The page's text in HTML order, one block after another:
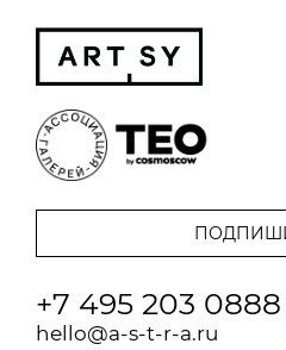
+7 495 203 0888
hello@a-s-t-r-a.ru